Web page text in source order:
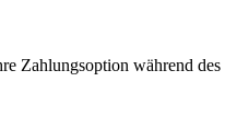
Zahlungsoption während des